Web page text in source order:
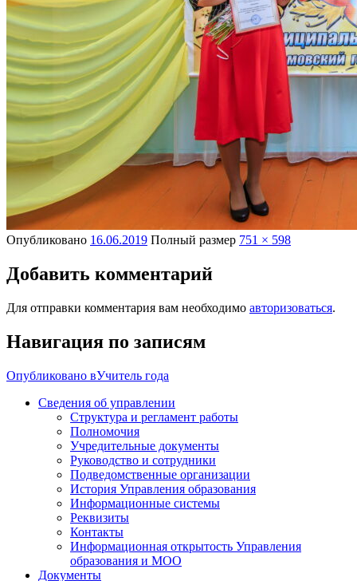
Опубликовано 16.06.2019 Полный размер 751 × 598
Добавить комментарий
Для отправки комментария вам необходимо авторизоваться.
Навигация по записям
Опубликовано вУчитель года
Сведения об управлении
Структура и регламент работы
Полномочия
Учредительные документы
Руководство и сотрудники
Подведомственные организации
История Управления образования
Информационные системы
Реквизиты
Контакты
Информационная открытость Управления
образования и МОО
Документы